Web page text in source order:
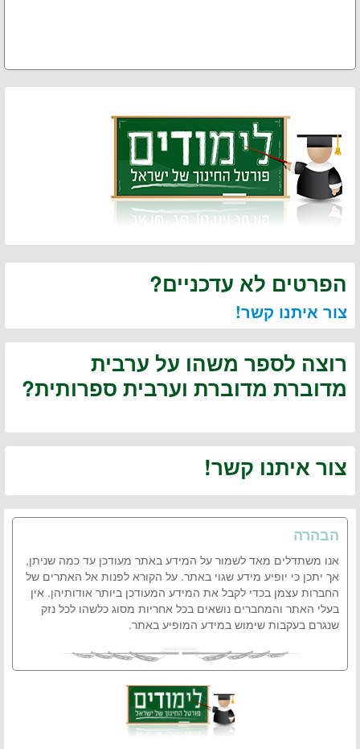
הפרטים לא עדכניים?
צור איתנו קשר!
רוצה לספר משהו על ערבית
מדוברת מדוברת וערבית ספרותית?
צור איתנו קשר!
הבהרה
אנו משתדלים מאד לשמור על המידע באתר מעודכן עד כמה שניתן,
אך יתכן כי יופיע מידע שגוי באתר. על הקורא לפנות אל האתרים של
החברות עצמן בכדי לקבל את המידע המעודכן ביותר אודותיהן. אין
בעלי האתר והמחברים נושאים בכל אחריות מסוג כלשהו לכל נזק
שנגרם בעקבות שימוש במידע המופיע באתר.